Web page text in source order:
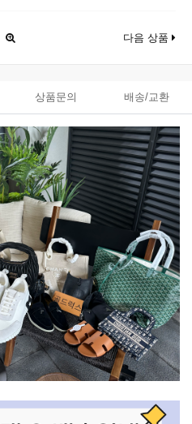
다음 상품
상품문의 배송/교환